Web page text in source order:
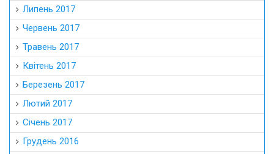
Липень 2017
Червень 2017
Травень 2017
Квітень 2017
Березень 2017
Лютий 2017
Січень 2017
Грудень 2016